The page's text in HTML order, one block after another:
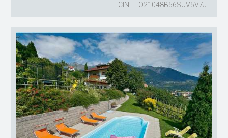
CIN: ITO21048B56SUV5V7J